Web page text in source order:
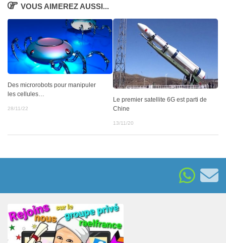
VOUS AIMEREZ AUSSI...
Des microrobots pour manipuler
les cellules…
28/11/22
Le premier satellite 6G est parti de
Chine
13/11/20